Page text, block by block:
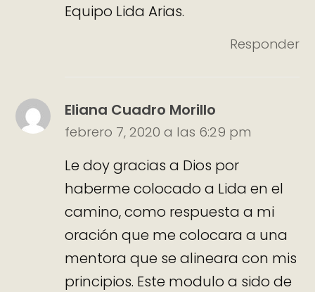
Equipo Lida Arias.
Responder
Eliana Cuadro Morillo
febrero 7, 2020 a las 6:29 pm
Le doy gracias a Dios por
haberme colocado a Lida en el
camino, como respuesta a mi
oración que me colocara a una
mentora que se alineara con mis
principios. Este modulo a sido de